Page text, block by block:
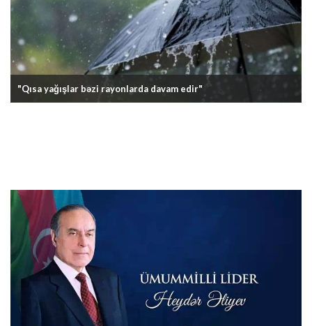
"Qısa yağışlar bəzi rayonlarda davam edir"